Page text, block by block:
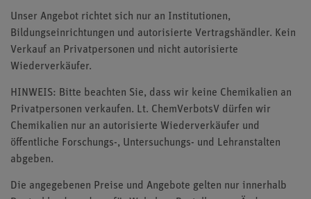
Unser Angebot richtet sich nur an Institutionen,
Bildungseinrichtungen und autorisierte Vertragshändler. Kein
Verkauf an Privatpersonen und nicht autorisierte
Wiederverkäufer.
HINWEIS: Bitte beachten Sie, dass wir keine Chemikalien an
Privatpersonen verkaufen. Lt. ChemVerbotsV dürfen wir
Chemikalien nur an autorisierte Wiederverkäufer und
öffentliche Forschungs-, Untersuchungs- und Lehranstalten
abgeben.
Die angegebenen Preise und Angebote gelten nur innerhalb